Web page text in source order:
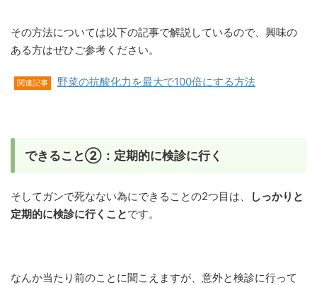
その方法については以下の記事で解説しているので、興味の
ある方はぜひご参考ください。
関連記事 野菜の抗酸化力を最大で100倍にする方法
できること②：定期的に検診に行く
そしてガンで死なない為にできることの2つ目は、
しっかりと
定期的に検診に行くことです。
なんか当たり前のことに聞こえますが、意外と検診に行って